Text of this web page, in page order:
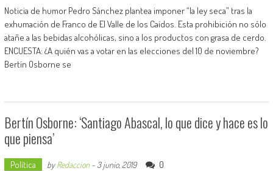
Noticia de humor Pedro Sánchez plantea imponer “la ley seca” tras la
exhumación de Franco de El Valle de los Caídos. Esta prohibición no sólo
atañe a las bebidas alcohólicas, sino a los productos con grasa de cerdo.
ENCUESTA: ¿A quién vas a votar en las elecciones del 10 de noviembre?
Bertín Osborne se
Bertín Osborne: ‘Santiago Abascal, lo que dice y hace es lo
que piensa’
Política byRedaccion- 3 junio, 2019 0